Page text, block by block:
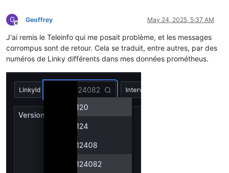
G
Offline
Geoffrey May 24, 2025, 5:37 AM
J'ai remis le Teleinfo qui me posait problème, et les messages
corrompus sont de retour. Cela se traduit, entre autres, par des
numéros de Linky différents dans mes données prométheus.